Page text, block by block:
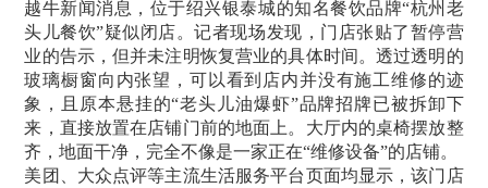
越牛新闻消息，位于绍兴银泰城的知名餐饮品牌“杭州老
头儿餐饮”疑似闭店。记者现场发现，门店张贴了暂停营
业的告示，但并未注明恢复营业的具体时间。透过透明的
玻璃橱窗向内张望，可以看到店内并没有施工维修的迹
象，且原本悬挂的“老头儿油爆虾”品牌招牌已被拆卸下
来，直接放置在店铺门前的地面上。大厅内的桌椅摆放整
齐，地面干净，完全不像是一家正在“维修设备”的店铺。
美团、大众点评等主流生活服务平台页面均显示，该门店